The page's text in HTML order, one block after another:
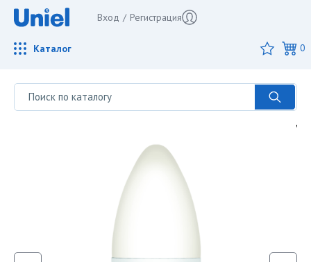
Вход / Регистрация
Каталог 0